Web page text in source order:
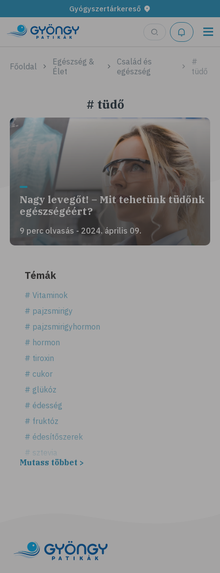
Gyógyszertárkereső
Főoldal
Egészség &
Élet
Család és
egészség
#
tüdő
# tüdő
Nagy levegőt! – Mit tehetünk tüdőnk
egészségéért?
9 perc olvasás - 2024. április 09.
Témák
# Vitaminok
# pajzsmirigy
# pajzsmirigyhormon
# hormon
# tiroxin
# cukor
# glükóz
# édesség
# fruktóz
# édesítőszerek
# sztevia
# fogadalom
# célkitűzés
# étkezési napló
Mutass többet >